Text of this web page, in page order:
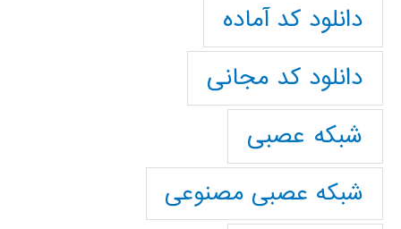
دانلود کد آماده
دانلود کد مجانی
شبکه عصبی
شبکه عصبی مصنوعی